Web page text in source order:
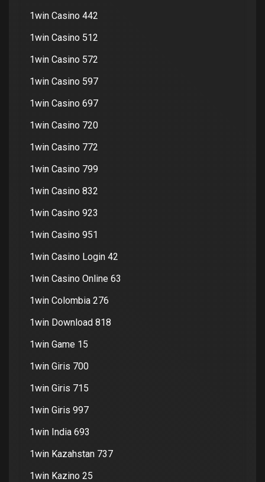
1win Casino 442
1win Casino 512
1win Casino 572
1win Casino 597
1win Casino 697
1win Casino 720
1win Casino 772
1win Casino 799
1win Casino 832
1win Casino 923
1win Casino 951
1win Casino Login 42
1win Casino Online 63
1win Colombia 276
1win Download 818
1win Game 15
1win Giris 700
1win Giris 715
1win Giris 997
1win India 693
1win Kazahstan 737
1win Kazino 25